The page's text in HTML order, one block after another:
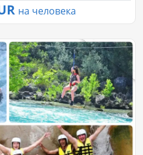
на человека